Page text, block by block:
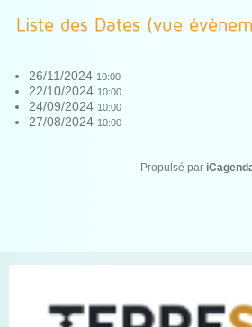
Liste des Dates (vue
26/11/2024 10:00
22/10/2024 10:00
24/09/2024 10:00
27/08/2024 10:00
Propulsé par